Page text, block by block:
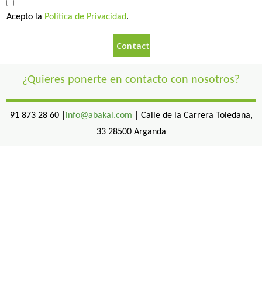
Acepto la Política de Privacidad.
¿Quieres ponerte en contacto con nosotros?
91 873 28 60 | info@abakal.com | Calle de la Carrera Toledana,
33 28500 Arganda